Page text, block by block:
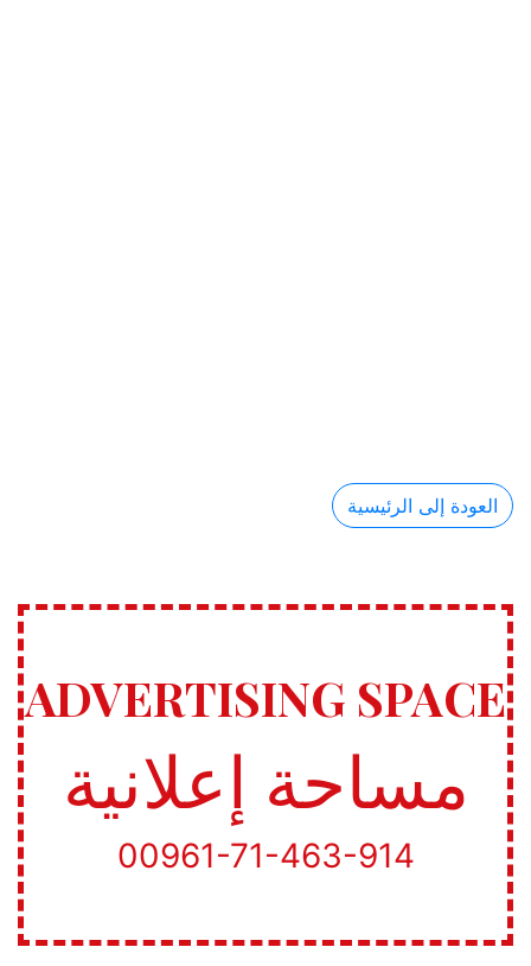
العودة إلى الرئيسية
ADVERTISING SPACE
مساحة إعلانية
00961-71-463-914